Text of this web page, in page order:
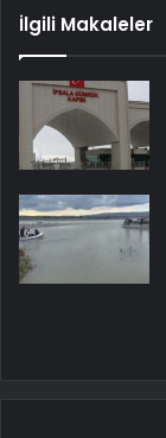
İlgili Makaleler